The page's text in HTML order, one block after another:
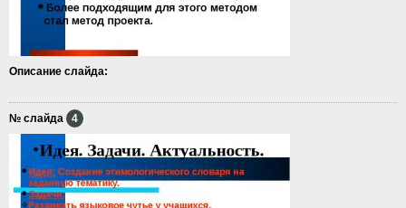
Описание слайда:
№ слайда 4